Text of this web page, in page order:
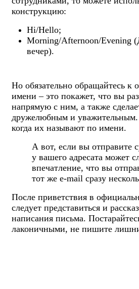
конструкцию:
Hi/Hello;
Morning/Afternoon/Evening
вечер).
Но обязательно обращайтесь к
имени – это покажет, что вы
напрямую с ним, а также
дружелюбным и
когда их называют по имени.
А вот, если вы отправите
у вашего адресата может
впечатление, что вы
тот же e-mail сразу
После приветствия в
следует представиться и
написания письма.
лаконичными, не пишите